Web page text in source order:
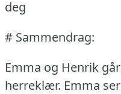
deg
# Sammendrag:
Emma og Henrik
herreklær. Emma